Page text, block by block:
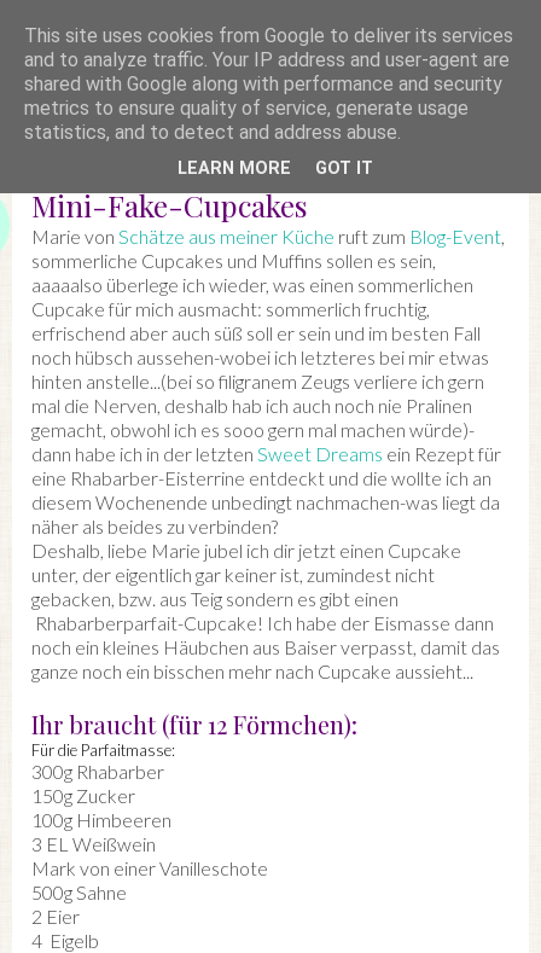
Mini-Fake-Cupcakes
Marie von Schätze aus meiner Küche ruft zum Blog-Event
sommerliche Cupcakes und Muffins sollen es sein,
aaaaalso überlege ich wieder, was einen sommerlichen
Cupcake für mich ausmacht: sommerlich fruchtig,
erfrischend aber auch süß soll er sein und im besten Fall
noch hübsch aussehen-wobei ich letzteres bei mir etwas
hinten anstelle...(bei so filigranem Zeugs verliere ich gern
mal die Nerven, deshalb hab ich auch noch nie Pralinen
gemacht, obwohl ich es sooo gern mal machen würde)-
dann habe ich in der letzten Sweet Dreams ein Rezept für
eine Rhabarber-Eisterrine entdeckt und die wollte ich an
diesem Wochenende unbedingt nachmachen-was liegt da
näher als beides zu verbinden?
Deshalb, liebe Marie jubel ich dir jetzt einen Cupcake
unter, der eigentlich gar keiner ist, zumindest nicht
gebacken, bzw. aus Teig sondern es gibt einen
Rhabarberparfait-Cupcake! Ich habe der Eismasse dann
noch ein kleines Häubchen aus Baiser verpasst, damit das
ganze noch ein bisschen mehr nach Cupcake aussieht...
Ihr braucht (für 12 Förmchen):
Für die Parfaitmasse:
300g Rhabarber
150g Zucker
100g Himbeeren
3 EL Weißwein
Mark von einer Vanilleschote
500g Sahne
2 Eier
4 Eigelb
This site uses cookies from Google to deliver its services
and to analyze traffic. Your IP address and user-agent are
shared with Google along with performance and security
metrics to ensure quality of service, generate usage
statistics, and to detect and address abuse.
LEARN MORE GOT IT